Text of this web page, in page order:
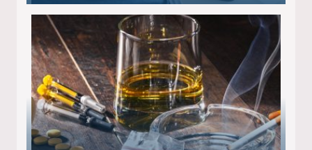
(34) in den finanziellen Ruin!